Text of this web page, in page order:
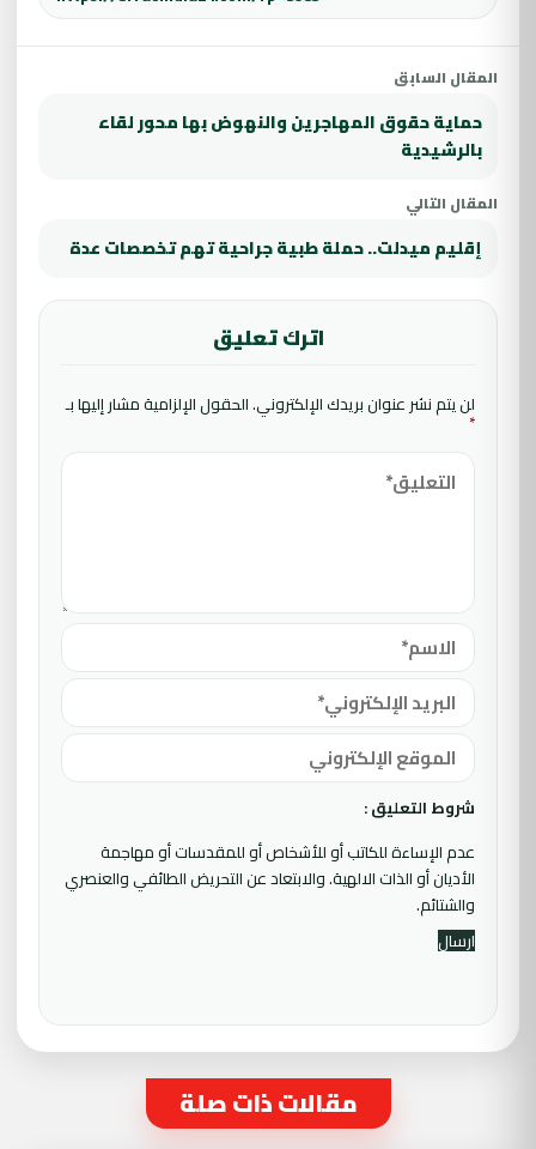
المقال السابق
حماية حقوق المهاجرين والنهوض بها محور لقاء
بالرشيدية
المقال التالي
إقليم ميدلت.. حملة طبية جراحية تهم تخصصات عدة
اترك تعليق
لن يتم نشر عنوان بريدك الإلكتروني.الحقول الإلزامية مشار إليها بـ
*
شروط التعليق :
عدم الإساءة للكاتب أو للأشخاص أو للمقدسات أو مهاجمة
الأديان أو الذات الالهية. والابتعاد عن التحريض الطائفي والعنصري
والشتائم.
مقالات ذات صلة